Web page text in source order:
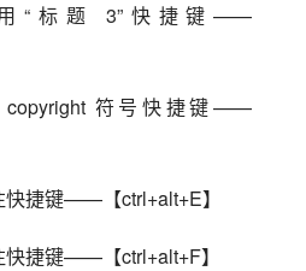
快捷键——【ctrl+alt+E】
快捷键——【ctrl+alt+F】